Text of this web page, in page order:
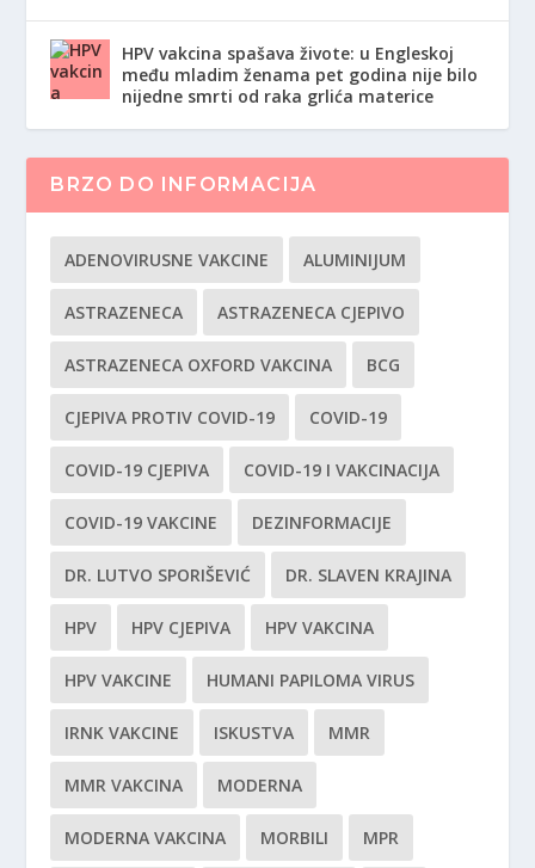
HPV vakcina spašava živote: u Engleskoj
među mladim ženama pet godina nije bilo
nijedne smrti od raka grlića materice
BRZO DO INFORMACIJA
ADENOVIRUSNE VAKCINE ALUMINIJUM
ASTRAZENECA ASTRAZENECA CJEPIVO
ASTRAZENECA OXFORD VAKCINA BCG
CJEPIVA PROTIV COVID-19 COVID-19
COVID-19 CJEPIVA COVID-19 I VAKCINACIJA
COVID-19 VAKCINE DEZINFORMACIJE
DR. LUTVO SPORIŠEVIĆ DR. SLAVEN KRAJINA
HPV HPV CJEPIVA HPV VAKCINA
HPV VAKCINE HUMANI PAPILOMA VIRUS
IRNK VAKCINE ISKUSTVA MMR
MMR VAKCINA MODERNA
MODERNA VAKCINA MORBILI MPR